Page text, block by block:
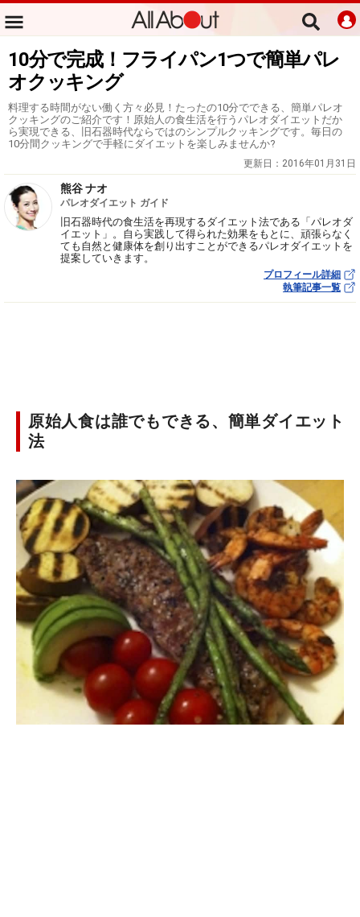
10分で完成！フライパン1つで簡単パレ
オクッキング
料理する時間がない働く方々必見！たったの10分でできる、簡単パレオ
クッキングのご紹介です！原始人の食生活を行うパレオダイエットだか
ら実現できる、旧石器時代ならではのシンプルクッキングです。毎日の
10分間クッキングで手軽にダイエットを楽しみませんか?
更新日： 2016年01月31日
熊谷 ナオ
パレオダイエット ガイド
旧石器時代の食生活を再現するダイエット法である「パレオダ
イエット」。自ら実践して得られた効果をもとに、頑張らなく
ても自然と健康体を創り出すことができるパレオダイエットを
提案していきます。
プロフィール詳細
執筆記事一覧
原始人食は誰でもできる、簡単ダイエット
法